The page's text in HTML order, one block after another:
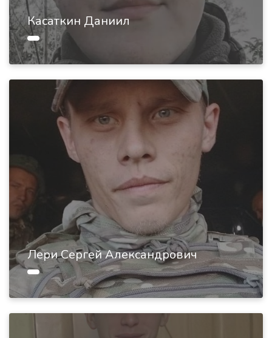
Касаткин Даниил
Лери Сергей Александрович